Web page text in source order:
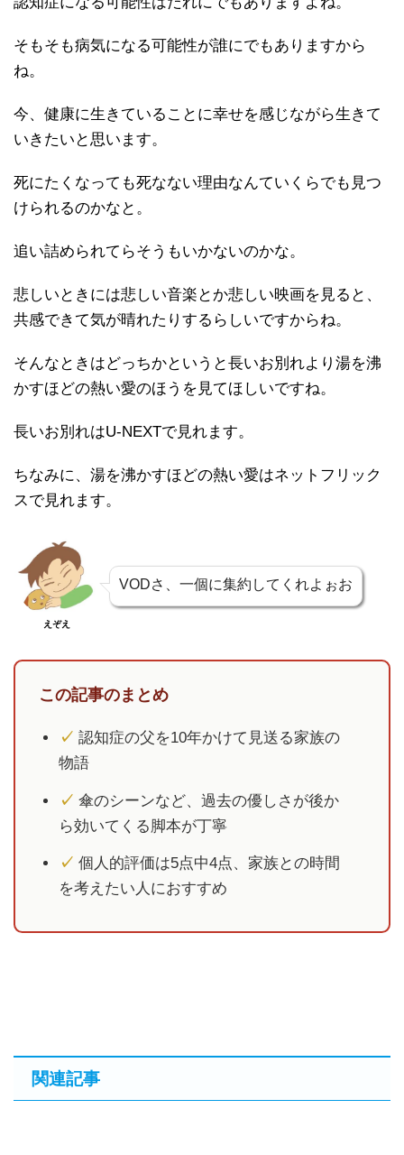
そもそも病気になる可能性が誰にでもありますから
ね。
今、健康に生きていることに幸せを感じながら生きて
いきたいと思います。
死にたくなっても死なない理由なんていくらでも見つ
けられるのかなと。
追い詰められてらそうもいかないのかな。
悲しいときには悲しい音楽とか悲しい映画を見ると、
共感できて気が晴れたりするらしいですからね。
そんなときはどっちかというと長いお別れより湯を沸
かすほどの熱い愛のほうを見てほしいですね。
長いお別れはU-NEXTで見れます。
ちなみに、湯を沸かすほどの熱い愛はネットフリック
スで見れます。
えぞえ
VODさ、一個に集約してくれよぉお
この記事のまとめ
✓ 認知症の父を10年かけて見送る家族の
物語
✓ 傘のシーンなど、過去の優しさが後か
ら効いてくる脚本が丁寧
✓ 個人的評価は5点中4点、家族との時間
を考えたい人におすすめ
関連記事